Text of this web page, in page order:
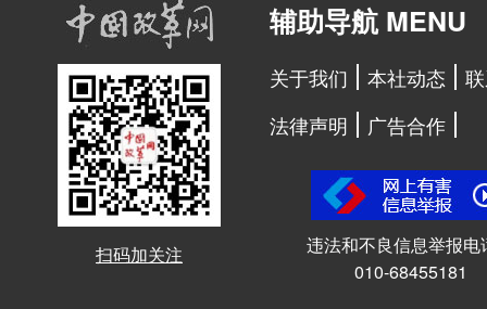
扫码加关注
辅助导航 MENU
关于我们 本社动态
法律声明
广告合作
违法和不良信息举报电
010-68455181